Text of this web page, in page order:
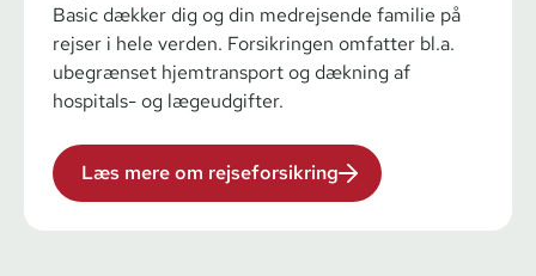
Basic dækker dig og din medrejsende familie på
rejser i hele verden. Forsikringen omfatter bl.a.
ubegrænset hjemtransport og dækning af
hospitals- og lægeudgifter.
Læs mere om rejseforsikring